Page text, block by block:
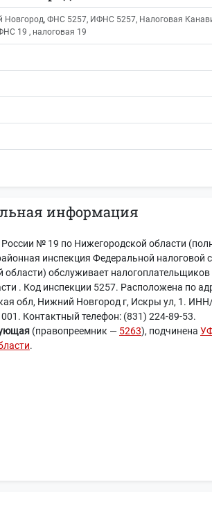
ФНС 5257, ИФНС 5257, Налоговая
19 , налоговая 19
информация
№ 19 по Нижегородской области
инспекция Федеральной
области) обслуживает налогоплательщиков
. Код инспекции 5257. Расположена по
обл, Нижний Новгород г, Искры ул, 1.
Контактный телефон: (831) 224-89-53.
(правопреемник — 5263), подчинена
.